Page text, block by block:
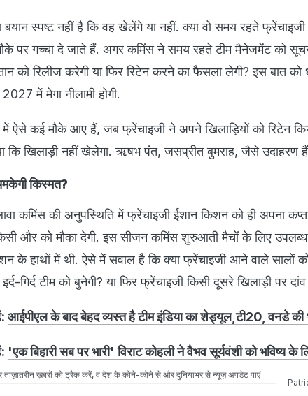
स्पष्ट नहीं है कि वह खेलेंगे या नहीं. क्या वो समय रहते
पर गच्चा दे जाते हैं. अगर कमिंस ने समय रहते टीम मैनेजमेंट को
को रिलीज करेगी या फिर रिटेन करने का फैसला लेगी? इस बात को
में मेगा नीलामी होगी.
ऐसे कई मौके आए हैं, जब फ्रेंचाइजी ने अपने खिलाड़ियों को रिटेन
कि खिलाड़ी नहीं खेलेगा. ऋषभ पंत, जसप्रीत बुमराह, जैसे उदाहरण
किस्मत?
कमिंस की अनुपस्थिति में फ्रेंचाइजी ईशान किशन को ही अपना
और को मौका देगी. इस सीजन कमिंस शुरुआती मैचों के लिए
के हाथों में थी. ऐसे में सवाल है कि क्या फ्रेंचाइजी आने वाले सालों
गिर्द टीम को बुनेगी? या फिर फ्रेंचाइजी किसी दूसरे खिलाड़ी पर
आईपीएल के बाद बेहद व्यस्त है टीम इंडिया का शेड्यूल,टी20, वनडे की
'एक बिहारी सब पर भारी' विराट कोहली ने वैभव सूर्यवंशी को भविष्य के
ताज़ातरीन ख़बरों को ट्रैक करें, व देश के कोने-कोने से और दुनियाभर से न्यूज़ अपडेट पाएं